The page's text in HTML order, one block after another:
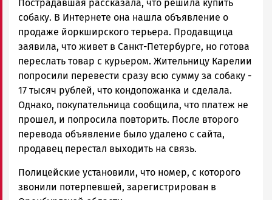
Пострадавшая рассказала, что решила купить
собаку. В Интернете она нашла объявление о
продаже йоркширского терьера. Продавщица
заявила, что живет в Санкт-Петербурге, но готова
переслать товар с курьером. Жительницу Карелии
попросили перевести сразу всю сумму за собаку -
17 тысяч рублей, что кондопожанка и сделала.
Однако, покупательница сообщила, что платеж не
прошел, и попросила повторить. После второго
перевода объявление было удалено с сайта,
продавец перестал выходить на связь.
Полицейские установили, что номер, с которого
звонили потерпевшей, зарегистрирован в